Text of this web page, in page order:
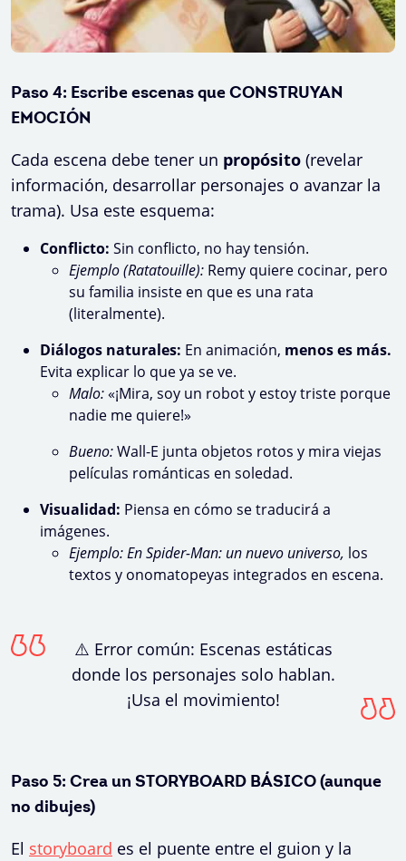
Paso 4: Escribe escenas que CONSTRUYAN
EMOCIÓN
Cada escena debe tener un propósito (revelar
información, desarrollar personajes o avanzar la
trama). Usa este esquema:
Conflicto: Sin conflicto, no hay tensión.
Ejemplo (Ratatouille): Remy quiere cocinar, pero
su familia insiste en que es una rata
(literalmente).
Diálogos naturales: En animación, menos es más.
Evita explicar lo que ya se ve.
Malo:«¡Mira, soy un robot y estoy triste porque
nadie me quiere!»
Bueno:Wall-E junta objetos rotos y mira viejas
películas románticas en soledad.
Visualidad: Piensa en cómo se traducirá a
imágenes.
Ejemplo: En Spider-Man: un nuevo universo, los
textos y onomatopeyas integrados en escena.
⚠️ Error común: Escenas estáticas
donde los personajes solo hablan.
¡Usa el movimiento!
Paso 5: Crea un STORYBOARD BÁSICO (aunque
no dibujes)
El storyboard es el puente entre el guion y la